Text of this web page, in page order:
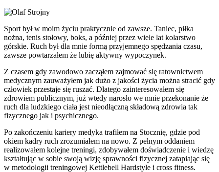
Sport był w moim życiu praktycznie od zawsze. Taniec, piłka
nożna, tenis stołowy, boks, a później przez wiele lat kolarstwo
górskie. Ruch był dla mnie formą przyjemnego spędzania czasu,
zawsze powtarzałem że lubię aktywny wypoczynek.
Z czasem gdy zawodowo zacząłem zajmować się ratownictwem
medycznym zauważyłem jak dużo z jakości życia można stracić gdy
człowiek przestaje się ruszać. Dlatego zainteresowałem się
zdrowiem publicznym, już wtedy narosło we mnie przekonanie że
ruch dla ludzkiego ciała jest nieodłączną składową zdrowia tak
fizycznego jak i psychicznego.
Po zakończeniu kariery medyka trafiłem na Stocznię, gdzie pod
okiem kadry ruch zrozumiałem na nowo. Z pełnym oddaniem
realizowałem kolejne treningi, zdobywałem doświadczenie i wiedzę
kształtując w sobie swoją wizję sprawności fizycznej zatapiając się
w metodologii treningowej Kettlebell Hardstyle i cross fitness.